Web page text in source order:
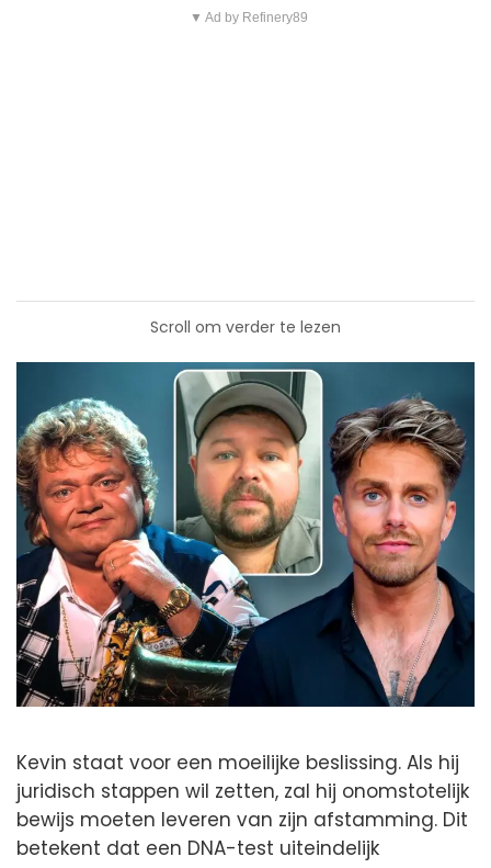
▼ Ad by Refinery89
Scroll om verder te lezen
Kevin staat voor een moeilijke beslissing. Als hij
juridisch stappen wil zetten, zal hij onomstotelijk
bewijs moeten leveren van zijn afstamming. Dit
betekent dat een DNA-test uiteindelijk